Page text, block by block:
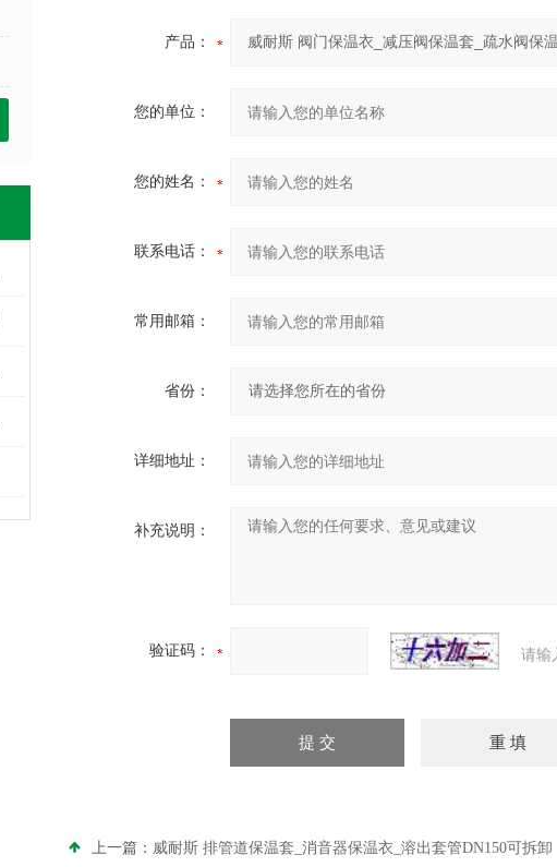
产品：
您的单位：
您的姓名：
联系电话：
常用邮箱：
省份：
详细地址：
补充说明：
验证码： 请输
上一篇： 威耐斯 排管道保温套_消音器保温衣_溶出套管DN150可拆卸